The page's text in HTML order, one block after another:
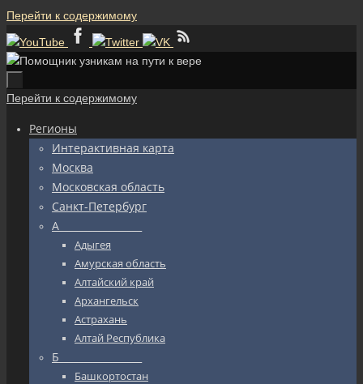
Перейти к содержимому
Перейти к содержимому
Регионы
Интерактивная карта
Москва
Московская область
Санкт-Петербург
А_________________
Адыгея
Амурская область
Алтайский край
Архангельск
Астрахань
Алтай Республика
Б_________________
Башкортостан